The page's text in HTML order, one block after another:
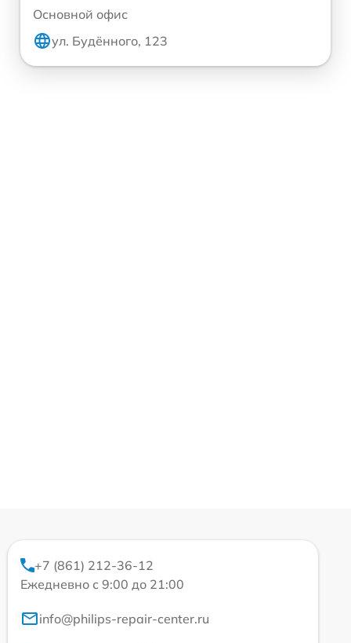
Основной офис
ул. Будённого, 123
+7 (861) 212-36-12
Ежедневно с 9:00 до 21:00
info@philips-repair-center.ru